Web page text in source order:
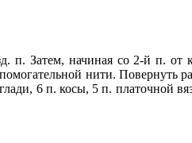
п. Затем, начиная со 2-й п.
нити. Повернуть
6 п. косы, 5 п. платочной